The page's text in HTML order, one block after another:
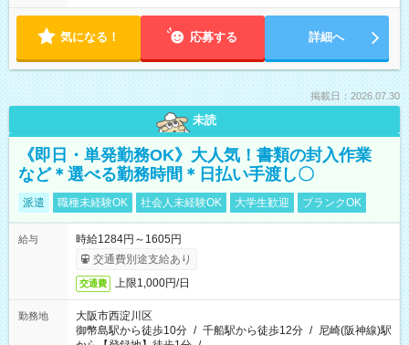
気になる！ 応募する 詳細へ
掲載日：2026.07.30
未読
《即日・単発勤務OK》大人気！書類の封入作業
など＊選べる勤務時間＊日払い手渡し〇
派遣 職種未経験OK 社会人未経験OK 大学生歓迎 ブランクOK
給与
時給1284円～1605円
交通費別途支給あり
交通費 上限1,000円/日
勤務地
大阪市西淀川区
御幣島駅から徒歩10分 / 千船駅から徒歩12分 / 尼崎(阪神線)駅